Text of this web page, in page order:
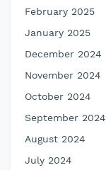
February 2025
January 2025
December 2024
November 2024
October 2024
September 2024
August 2024
July 2024